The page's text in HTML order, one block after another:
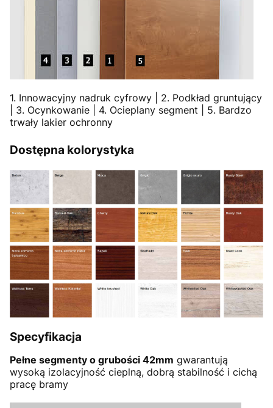
1. Innowacyjny nadruk cyfrowy | 2. Podkład gruntujący
| 3. Ocynkowanie | 4. Ocieplany segment | 5. Bardzo
trwały lakier ochronny
Dostępna kolorystyka
Specyfikacja
Pełne segmenty o grubości 42mm gwarantują
wysoką izolacyjność cieplną, dobrą stabilność i cichą
pracę bramy